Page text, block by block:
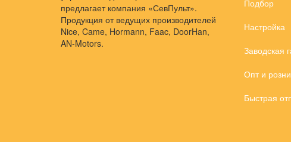
предлагает компания «СевПульт».
Продукция от ведущих производителей
Nice, Came, Hormann, Faac, DoorHan,
AN-Motors.
Подбор
Настройка
Заводская
Опт и
Быстрая